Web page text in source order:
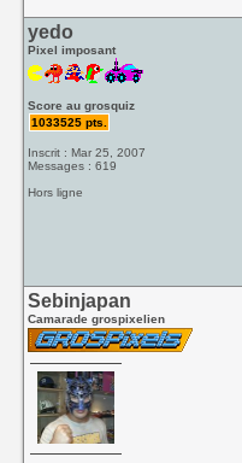
yedo
Pixel imposant
Score au grosquiz
1033525 pts.
Inscrit : Mar 25, 2007
Messages : 619
Hors ligne
Sebinjapan
Camarade grospixelien